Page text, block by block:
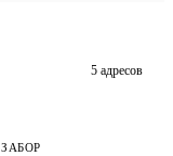
5 адресов
ЗАБОР